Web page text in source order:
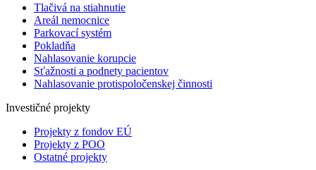
Tlačivá na stiahnutie
Areál nemocnice
Parkovací systém
Pokladňa
Nahlasovanie korupcie
Sťažnosti a podnety pacientov
Nahlasovanie protispoločenskej činnosti
Investičné projekty
Projekty z fondov EÚ
Projekty z POO
Ostatné projekty